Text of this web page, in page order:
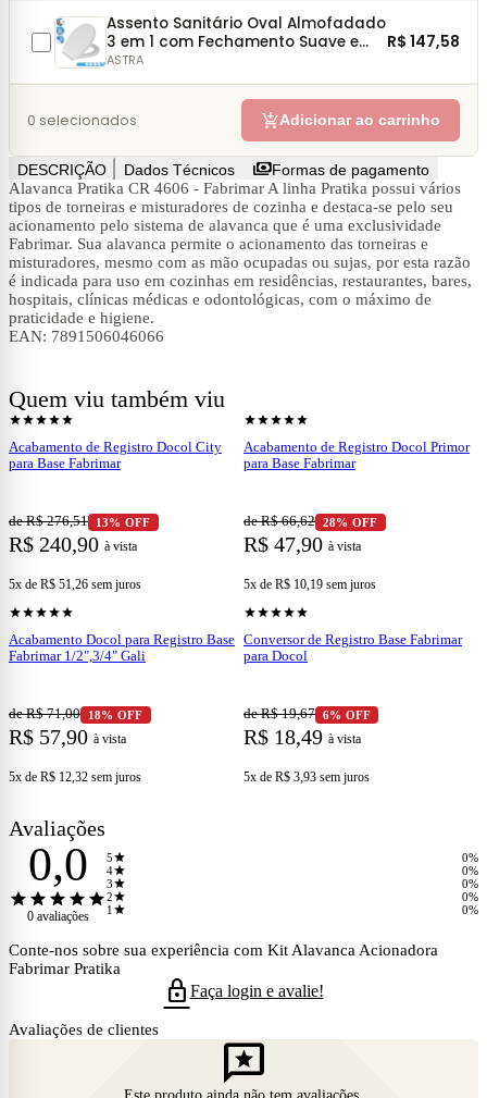
Assento Sanitário Oval Almofadado
3 em 1 com Fechamento Suave e
Fácil Remoção Astra
ASTRA
R$ 147,58
0 selecionados add_shopping_cartAdicionar ao carrinho
DESCRIÇÃO Dados Técnicos paymentsFormas de pagamento
Alavanca Pratika CR 4606 - Fabrimar A linha Pratika possui vários
tipos de torneiras e misturadores de cozinha e destaca-se pelo seu
acionamento pelo sistema de alavanca que é uma exclusividade
Fabrimar. Sua alavanca permite o acionamento das torneiras e
misturadores, mesmo com as mão ocupadas ou sujas, por esta razão
é indicada para uso em cozinhas em residências, restaurantes, bares,
hospitais, clínicas médicas e odontológicas, com o máximo de
praticidade e higiene.
EAN: 7891506046066
Quem viu também viu
shopping_cartVer produto
starstarstarstarstar
Acabamento de Registro Docol City
para Base Fabrimar
de R$ 276,51 13% OFF
R$ 240,90 à vista
5x de R$ 51,26 sem juros
starstarstarstarstar
Acabamento de Registro Docol Primor
para Base Fabrimar
de R$ 66,62 28% OFF
R$ 47,90 à vista
5x de R$ 10,19 sem juros
Ver produto
starstarstarstarstar
Acabamento Docol para Registro Base
Fabrimar 1/2",3/4" Gali
de R$ 71,00 18% OFF
R$ 57,90 à vista
5x de R$ 12,32 sem juros
Ver produto
starstarstarstarstar
Conversor de Registro Base Fabrimar
para Docol
de R$ 19,67 6% OFF
R$ 18,49 à vista
5x de R$ 3,93 sem juros
Avaliações
0,0
starstarstarstarstar
0 avaliações
5star
0%
4star
0%
3star
0%
2star
0%
1 star 0%
Conte-nos sobre sua experiência com Kit Alavanca Acionadora
Fabrimar Pratika
lockFaça login e avalie!
Avaliações de clientes
reviews